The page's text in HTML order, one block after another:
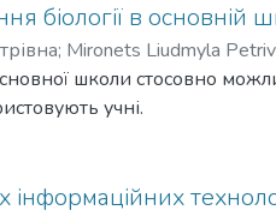
біології в основній
; Mironets Liudmyla
школи стосовно
учні.
інформаційних